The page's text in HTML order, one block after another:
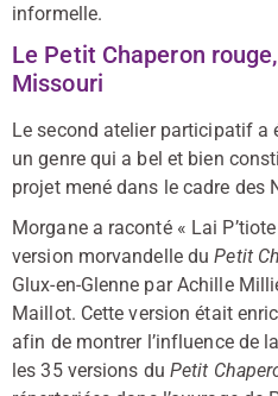
informelle.
Le Petit Chaperon
Missouri
Le second atelier participatif a
un genre qui a bel et bien
projet mené dans le cadre des
Morgane a raconté « Lai
version morvandelle duPetit
Glux-en-Glenne par Achille
Maillot. Cette version était
afin de montrer l’influence de
les 35 versions du Petit